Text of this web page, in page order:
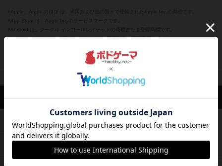
※Google Play とそのロゴは、Google Inc.の商標または登録商標です。
ボドとも一覧 ⭐︎ねこ マイボードゲーム
閉じる
ボードゲームのプレイ履歴を記録し
て、
自分のデータを管理しませんか？
約75,000人がボドゲーマを利用中！
ボドゲーマTOP
ボードゲームを検索する
ボードゲームの新着レビュー